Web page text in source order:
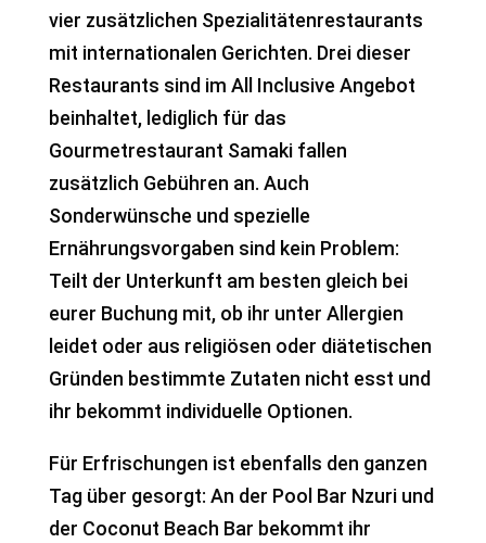
vier zusätzlichen Spezialitätenrestaurants
mit internationalen Gerichten. Drei dieser
Restaurants sind im All Inclusive Angebot
beinhaltet, lediglich für das
Gourmetrestaurant Samaki fallen
zusätzlich Gebühren an. Auch
Sonderwünsche und spezielle
Ernährungsvorgaben sind kein Problem:
Teilt der Unterkunft am besten gleich bei
eurer Buchung mit, ob ihr unter Allergien
leidet oder aus religiösen oder diätetischen
Gründen bestimmte Zutaten nicht esst und
ihr bekommt individuelle Optionen.
Für Erfrischungen ist ebenfalls den ganzen
Tag über gesorgt: An der Pool Bar Nzuri und
der Coconut Beach Bar bekommt ihr